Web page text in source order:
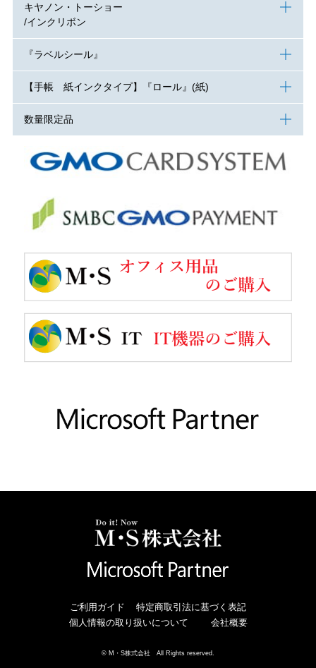
キヤノン・トーショー
/インクリボン
『ラベルシール』
【手帳 紙インクタイプ】『ロール』(紙)
数量限定品
ご利用ガイド
特定商取引法に基づく表記
個人情報の取り扱いについて
会社概要
© M・S株式会社 All Rights reserved.